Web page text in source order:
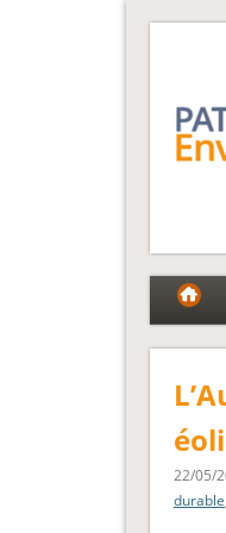
22/05/
durable